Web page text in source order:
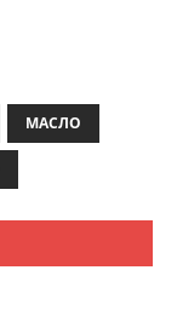
МАСЛО